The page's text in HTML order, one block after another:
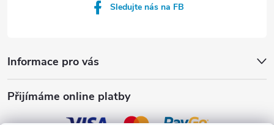
Informace pro vás
Přijímáme online platby
Sledujte nás na FB